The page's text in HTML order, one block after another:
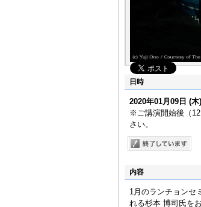
日時
2020年01月09日 (木)
※ご講演開始後（
さい。
内容
1月のランチョンセ
れる杉本 博司氏を